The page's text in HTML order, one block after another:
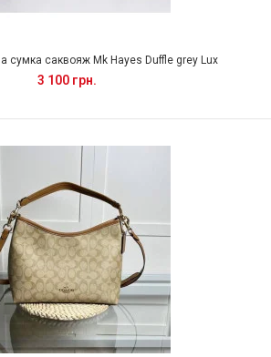
сумка саквояж Mk Hayes Duffle grey Lux
3 100 грн.